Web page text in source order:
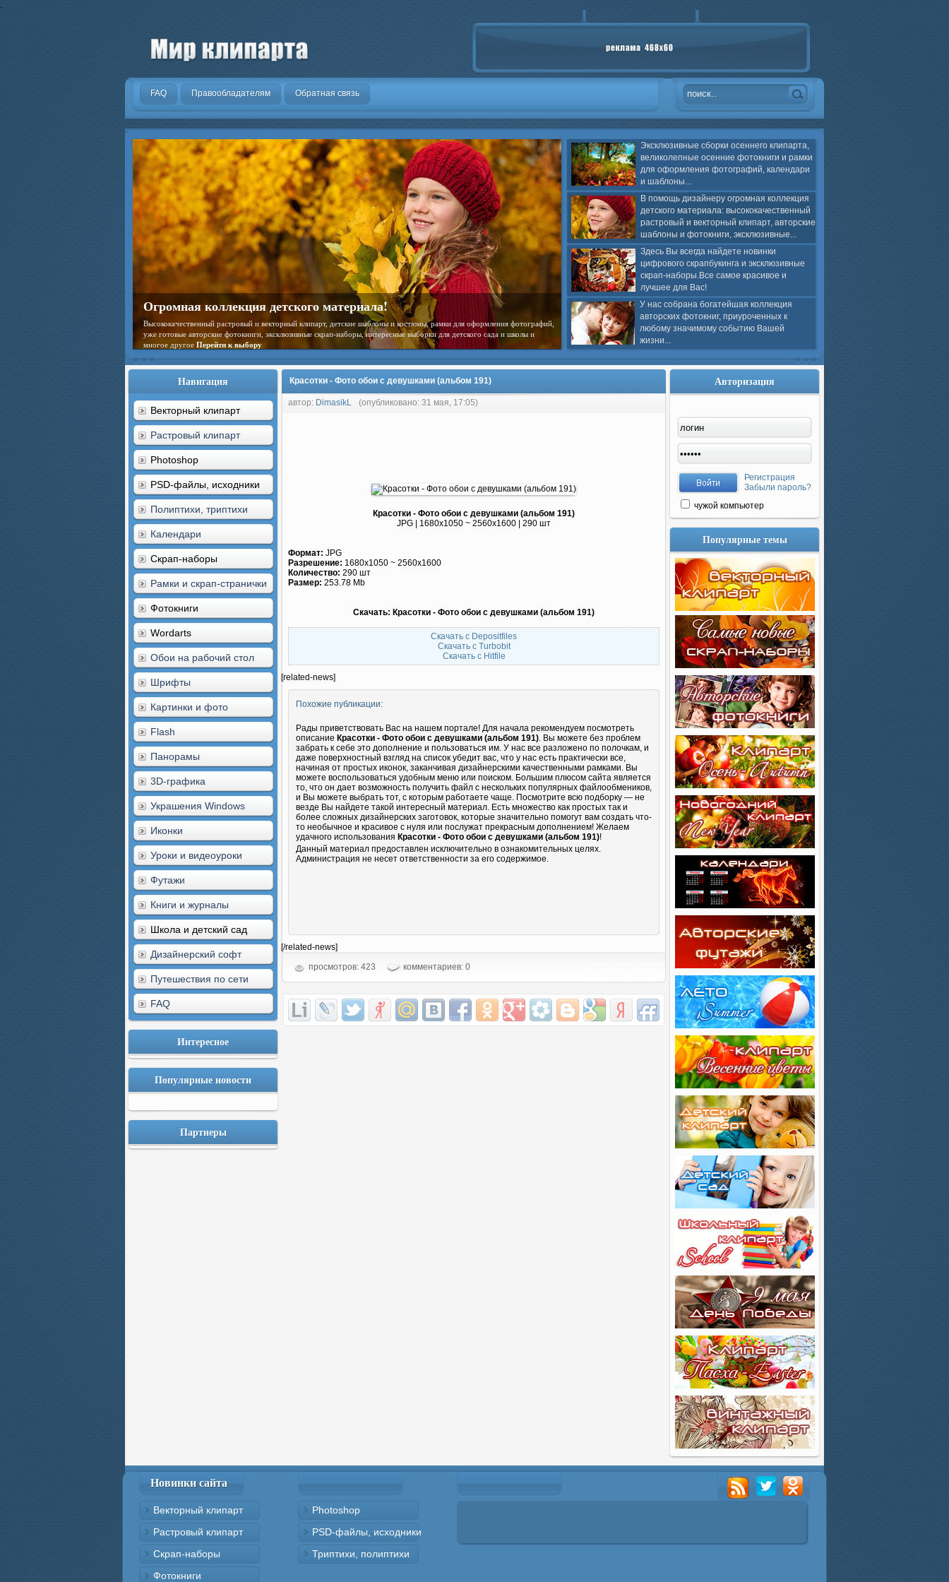
.
FAQ Правообладателям Обратная связь
Эксклюзивные сборки осеннего клипарта,
великолепные осенние фотокниги и рамки
для оформления фотографий, календари
и шаблоны...
В помощь дизайнеру огромная коллекция
детского материала: высококачественный
растровый и векторный клипарт, авторские
шаблоны и фотокниги, эксклюзивные...
Здесь Вы всегда найдете новинки
цифрового скрапбукинга и эксклюзивные
скрап-наборы.Все самое красивое и
лучшее для Вас!
У нас собрана богатейшая коллекция
авторских фотокниг, приуроченных к
любому значимому событию Вашей
жизни...
Огромная коллекция детского материала!
Высококачественный растровый и векторный клипарт, детские шаблоны и костюмы, рамки для оформления фотографий,
уже готовые авторские фотокниги, эксклюзивные скрап-наборы, интересные выборки для детского сада и школы и
многое другое Перейти к выбору
Навигация
Векторный клипарт
Растровый клипарт
Photoshop
PSD-файлы, исходники
Полиптихи, триптихи
Календари
Скрап-наборы
Рамки и скрап-странички
Фотокниги
Wordarts
Обои на рабочий стол
Шрифты
Картинки и фото
Flash
Панорамы
3D-графика
Украшения Windows
Иконки
Уроки и видеоуроки
Футажи
Книги и журналы
Школа и детский сад
Дизайнерский софт
Путешествия по сети
FAQ
Интересное
Популярные новости
Партнеры
Красотки - Фото обои с девушками (альбом 191)
автор: DimasikL (опубликовано: 31 мая, 17:05)
Красотки - Фото обои с девушками (альбом 191)
JPG | 1680x1050 ~ 2560x1600 | 290 шт
Формат: JPG
Разрешение: 1680x1050 ~ 2560x1600
Количество: 290 шт
Размер: 253.78 Mb
Скачать: Красотки - Фото обои с девушками (альбом 191)
Скачать с Depositfiles
Скачать с Turbobit
Скачать с Hitfile
[related-news]
Похожие публикации:
Рады приветствовать Вас на нашем портале! Для начала рекомендуем посмотреть
описание Красотки - Фото обои с девушками (альбом 191). Вы можете без проблем
забрать к себе это дополнение и пользоваться им. У нас все разложено по полочкам, и
даже поверхностный взгляд на список убедит вас, что у нас есть практически все,
начиная от простых иконок, заканчивая дизайнерскими качественными рамками. Вы
можете воспользоваться удобным меню или поиском. Большим плюсом сайта является
то, что он дает возможность получить файл с нескольких популярных файлообмеников,
и Вы можете выбрать тот, с которым работаете чаще. Посмотрите всю подборку — не
везде Вы найдете такой интересный материал. Есть множество как простых так и
более сложных дизайнерских заготовок, которые значительно помогут вам создать что-
то необычное и красивое с нуля или послужат прекрасным дополнением! Желаем
удачного использования Красотки - Фото обои с девушками (альбом 191)!
Данный материал предоставлен исключительно в ознакомительных целях.
Администрация не несет ответственности за его содержимое.
[/related-news]
просмотров: 423
комментариев: 0
Авторизация
Регистрация
Забыли пароль?
чужой компьютер
Популярные темы
Новинки сайта
Векторный клипарт
Растровый клипарт
Скрап-наборы
Фотокниги
Photoshop
PSD-файлы, исходники
Триптихи, полиптихи